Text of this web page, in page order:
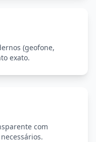
(geofone,
exato.
com